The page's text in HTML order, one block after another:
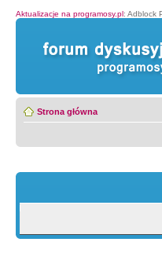
Aktualizacje na programosy.pl: Adblock
Strona główna